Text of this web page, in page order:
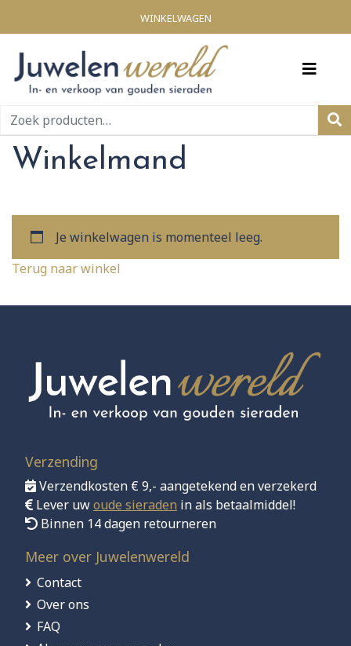
WINKELWAGEN
Zoeken
naar:
Winkelmand
Je winkelwagen is momenteel leeg.
Terug naar winkel
Verzending
Verzendkosten € 9,- aangetekend en verzekerd
Lever uwoude sieraden in als betaalmiddel!
Binnen 14 dagen retourneren
Meer over Juwelenwereld
Contact
Over ons
FAQ